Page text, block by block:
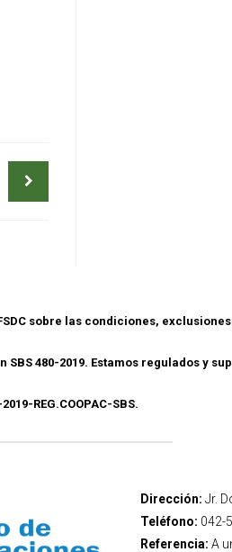
sobre las condiciones,
480-2019. Estamos regulados y
REG.COOPAC-SBS.
Dirección: Jr.
Teléfono: 042-
Referencia: A